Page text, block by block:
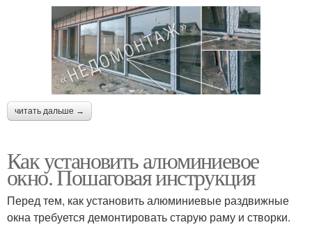
читать дальше →
Как установить алюминиевое
окно. Пошаговая инструкция
Перед тем, как установить алюминиевые раздвижные
окна требуется демонтировать старую раму и створки.